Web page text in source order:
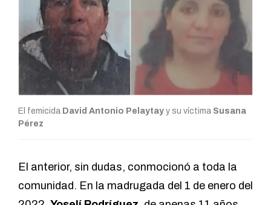
El femicida David Antonio Pelaytay y su víctima Susana
Pérez
El anterior, sin dudas, conmocionó a toda la
comunidad. En la madrugada del 1 de enero del